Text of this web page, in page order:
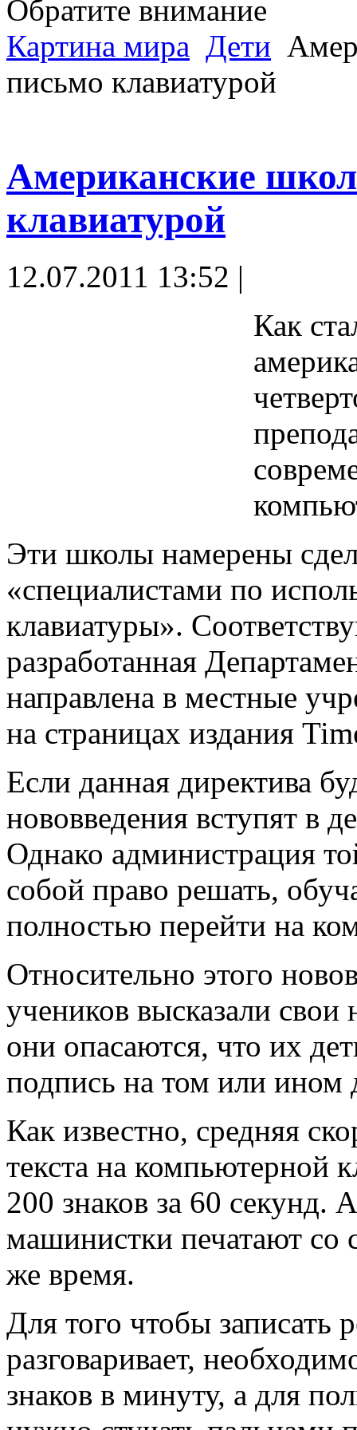
Обратите внимание
Картина мира Дети
письмо клавиатурой
Американские
клавиатурой
12.07.2011 13:52 |
Как
Эти школы намерены
«специалистами по
клавиатуры».
разработанная
направлена в местные
на страницах издания
Если данная директива
нововведения вступят в
Однако администрация
собой право решать,
полностью перейти на
Относительно этого
учеников высказали свои
они опасаются, что их
подпись на том или ином
Как известно, средняя
текста на компьютерной
200 знаков за 60 секунд.
машинистки печатают со
же время.
Для того чтобы записать
разговаривает,
знаков в минуту, а для